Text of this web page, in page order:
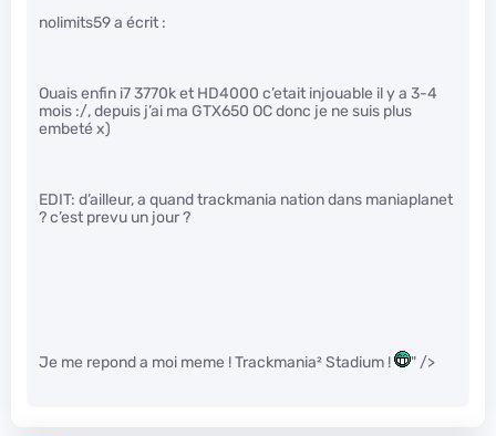
nolimits59 a écrit :
Ouais enfin i7 3770k et HD4000 c’etait injouable il y a 3-4
mois :/, depuis j’ai ma GTX650 OC donc je ne suis plus
embeté x)
EDIT: d’ailleur, a quand trackmania nation dans maniaplanet
? c’est prevu un jour ?
Je me repond a moi meme ! Trackmania² Stadium ! " />